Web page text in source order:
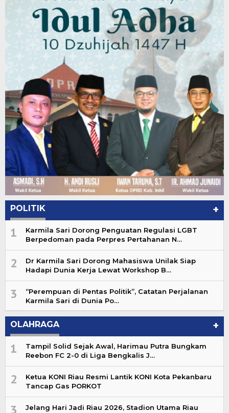
POLITIK +
1
Karmila Sari Dorong Penguatan Regulasi LGBT
Berpedoman pada Perpres Pertahanan N…
2
Dr Karmila Sari Dorong Mahasiswa Unilak Siap
Hadapi Dunia Kerja Lewat Workshop B…
3
“Perempuan di Pentas Politik”, Catatan Perjalanan
Karmila Sari di Dunia Po…
OLAHRAGA +
1
Tampil Solid Sejak Awal, Harimau Putra Bungkam
Reebon FC 2-0 di Liga Bengkalis J…
2
Ketua KONI Riau Resmi Lantik KONI Kota Pekanbaru
Tancap Gas PORKOT
3
Jelang Hari Jadi Riau 2026, Stadion Utama Riau